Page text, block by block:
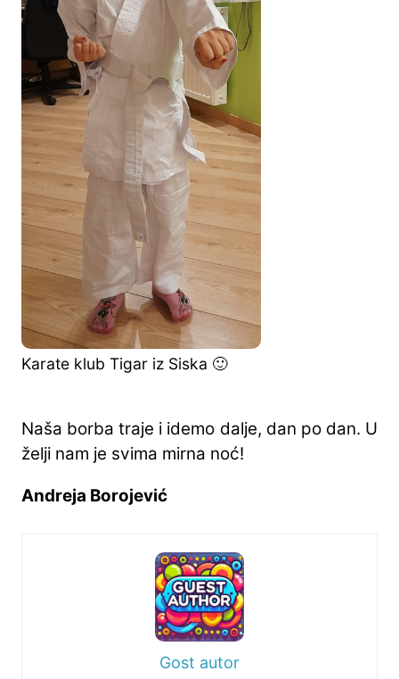
Karate klub Tigar iz Siska 🙂
Naša borba traje i idemo dalje, dan po dan. U
želji nam je svima mirna noć!
Andreja Borojević
Gost autor